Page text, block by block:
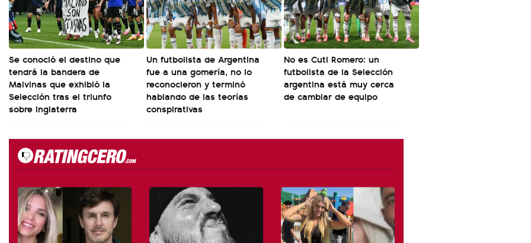
Se conoció el destino que
tendrá la bandera de
Malvinas que exhibió la
Selección tras el triunfo
sobre Inglaterra
Un futbolista de Argentina
fue a una gomería, no lo
reconocieron y terminó
hablando de las teorías
conspirativas
No es Cuti Romero: un
futbolista de la Selección
argentina está muy cerca
de cambiar de equipo